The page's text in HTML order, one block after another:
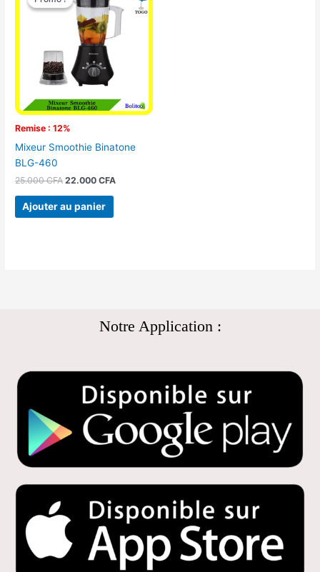
Remise : 12%
Mixeur Smoothie Binatone
BLG-460
25.000CFA
initial
était :
25.000 CFA.
22.000CFA
actuel
est :
Ajouter au panier
Notre Application :